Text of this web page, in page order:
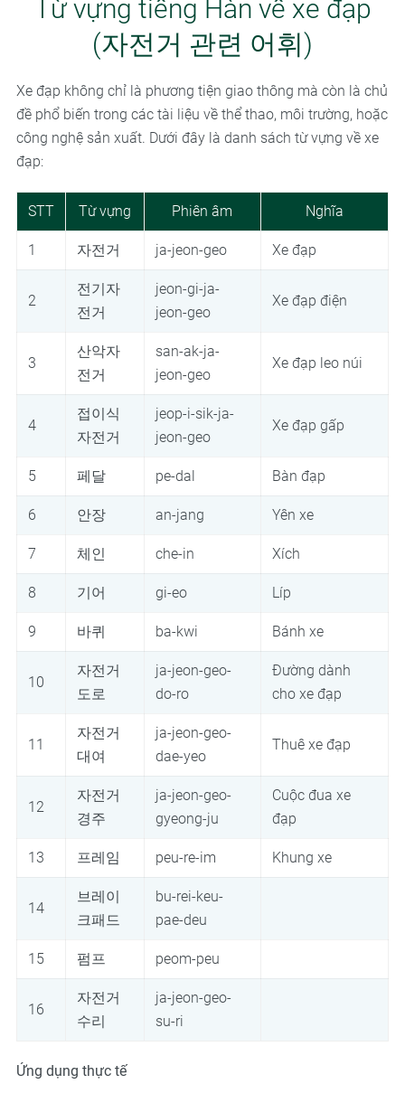
Từ vựng tiếng Hàn về xe đạp
(자전거 관련 어휘)
Xe đạp không chỉ là phương tiện giao thông mà còn là chủ
đề phổ biến trong các tài liệu về thể thao, môi trường, hoặc
công nghệ sản xuất. Dưới đây là danh sách từ vựng về xe
đạp:
STT Từ vựng Phiên âm Nghĩa
1 자전거 ja-jeon-geo Xe đạp
2
전기자
전거
jeon-gi-ja-
jeon-geo
Xe đạp điện
3
산악자
전거
san-ak-ja-
jeon-geo
Xe đạp leo núi
4
접이식
자전거
jeop-i-sik-ja-
jeon-geo
Xe đạp gấp
5 페달 pe-dal Bàn đạp
6 안장 an-jang Yên xe
7 체인 che-in Xích
8 기어 gi-eo Líp
9 바퀴 ba-kwi Bánh xe
10
자전거
도로
ja-jeon-geo-
do-ro
Đường dành
cho xe đạp
11
자전거
대여
ja-jeon-geo-
dae-yeo
Thuê xe đạp
12
자전거
경주
ja-jeon-geo-
gyeong-ju
Cuộc đua xe
đạp
13 프레임 peu-re-im Khung xe
14
브레이
크패드
bu-rei-keu-
pae-deu
15 펌프 peom-peu
16
자전거
수리
ja-jeon-geo-
su-ri
Ứng dụng thực tế